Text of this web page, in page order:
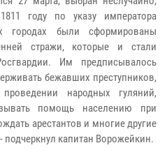
году по указу императора
городах были сформированы
стражи, которые и стали
Им предписывалось
бежавших преступников,
народных гуляний,
помощь населению при
арестантов и многие другие
подчеркнул капитан Ворожейкин.